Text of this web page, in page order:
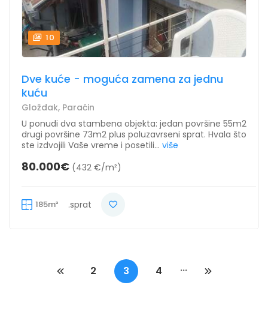
10
Dve kuće - moguća zamena za jednu
kuću
Gloždak, Paraćin
U ponudi dva stambena objekta: jedan površine 55m2
drugi površine 73m2 plus poluzavrseni sprat. Hvala što
ste izdvojili Vaše vreme i posetili... više
80.000€ (432 €/m²)
185m² .sprat
2 3 4 ...